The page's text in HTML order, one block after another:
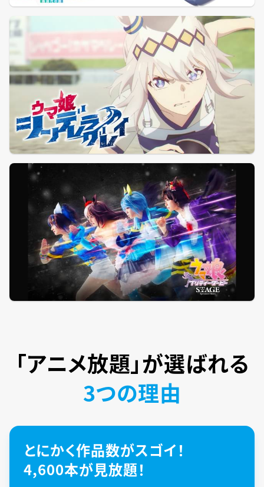
「アニメ放題」が選ばれる
3つの理由
とにかく作品数がスゴイ！
4,600本が見放題！